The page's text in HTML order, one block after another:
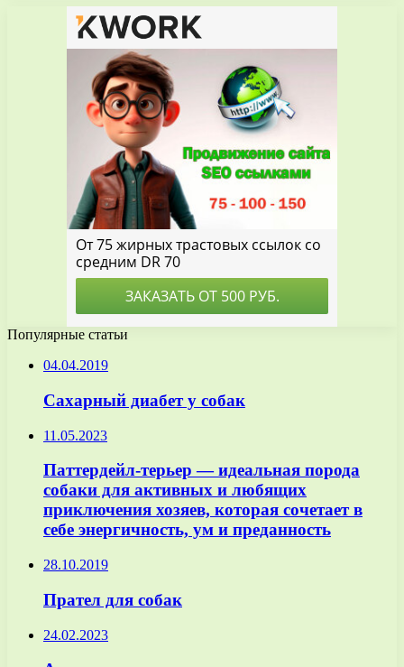
Популярные статьи
04.04.2019
Сахарный диабет у собак
11.05.2023
Паттердейл-терьер — идеальная порода
собаки для активных и любящих
приключения хозяев, которая сочетает в
себе энергичность, ум и преданность
28.10.2019
Прател для собак
24.02.2023